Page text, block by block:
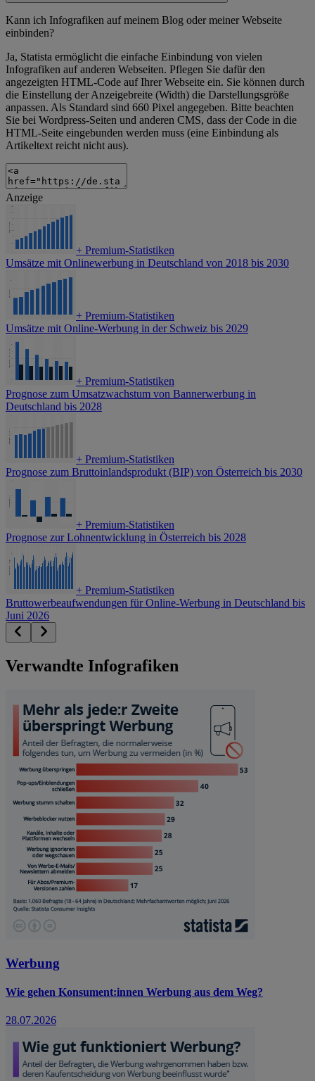
Kann ich Infografiken auf meinem Blog oder meiner Webseite
einbinden?
Ja, Statista ermöglicht die einfache Einbindung von vielen
Infografiken auf anderen Webseiten. Pflegen Sie dafür den
angezeigten HTML-Code auf Ihrer Webseite ein. Sie können durch
die Einstellung der Anzeigebreite (Width) die Darstellungsgröße
anpassen. Als Standard sind 660 Pixel angegeben. Bitte beachten
Sie bei Wordpress-Seiten und anderen CMS, dass der Code in die
HTML-Seite eingebunden werden muss (eine Einbindung als
Artikeltext reicht nicht aus).
Anzeige
+ Premium-Statistiken
Umsätze mit Onlinewerbung in Deutschland von 2018 bis 2030
+ Premium-Statistiken
Umsätze mit Online-Werbung in der Schweiz bis 2029
+ Premium-Statistiken
Prognose zum Umsatzwachstum von Bannerwerbung in
Deutschland bis 2028
+ Premium-Statistiken
Prognose zum Bruttoinlandsprodukt (BIP) von Österreich bis 2030
+ Premium-Statistiken
Prognose zur Lohnentwicklung in Österreich bis 2028
+ Premium-Statistiken
Bruttowerbeaufwendungen für Online-Werbung in Deutschland bis
Juni 2026
Verwandte Infografiken
Werbung
Wie gehen Konsument:innen Werbung aus dem Weg?
28.07.2026